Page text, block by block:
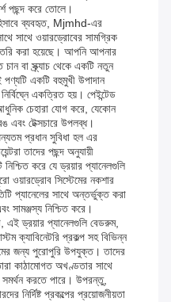
পছন্দ করে তোলে।
ব্যবহৃত, Mjmhd-এর
সাথে ওয়ারড্রোবের সামগ্রিক
করা হয়েছে। আপনি আপনার
বা স্ক্র্যাচ থেকে একটি নতুন
একটি বহুমুখী উপাদান
একত্রিত হয়। পেইন্টেড
চেহারা যোগ করে, যেকোন
এবং টেক্সচারে উপলব্ধ।
প্রধান সুবিধা হল এর
তাদের পছন্দ অনুযায়ী
নিশ্চিত করে যে ড্রয়ার প্যানেলগুলি
ওয়ারড্রোব সিস্টেমের নকশার
প্যানেলের সাথে অন্তর্ভুক্ত করা
সামঞ্জস্য নিশ্চিত করে।
এই ড্রয়ার প্যানেলগুলি বেডরুম,
ক্যাবিনেটরি প্রকল্প সহ বিভিন্ন
জন্য পুরোপুরি উপযুক্ত। তাদের
কাঠামোগত অখণ্ডতার সাথে
করতে পারে। উপরন্তু,
নির্দিষ্ট প্রকল্পের প্রয়োজনীয়তা